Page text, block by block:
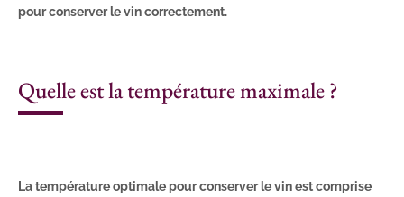
pour conserver le vin correctement.
Quelle est la température maximale ?
La température optimale pour conserver le vin est comprise